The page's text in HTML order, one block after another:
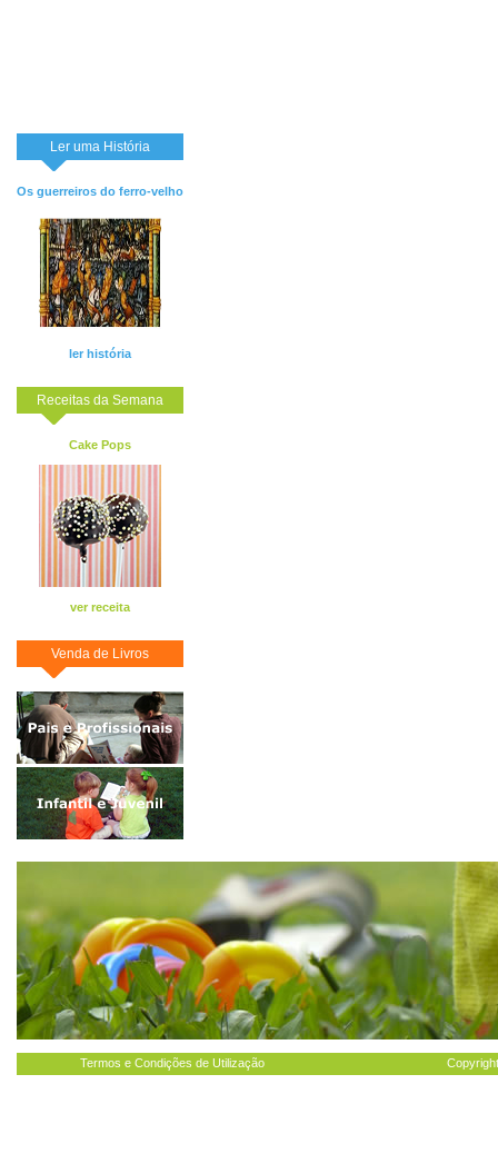
Ler uma História
Os guerreiros do ferro-velho
ler história
Receitas da Semana
Cake Pops
ver receita
Venda de Livros
Termos e Condições de Utilização